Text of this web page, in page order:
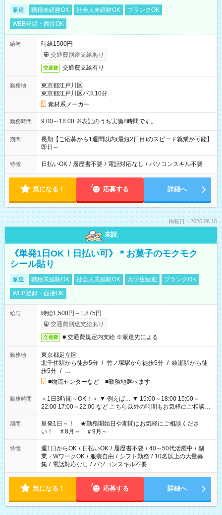
派遣 職種未経験OK 社会人未経験OK
ブランクOK
WEB登録・面接OK
給与
時給1500円
交通費別途支給あり
交通費 交通費支給有り
勤務地
東京都江戸川区
東京都江戸川区バス10分
素材系メーカー
勤務時間 9:00～18:00 ※表記のうち実働8時間です。
期間
長期【ご応募から1週間以内(最短2日目)のスピード就業が可能】
即日～
特徴 日払いOK / 履歴書不要 / 電話対応なし / パソコンスキル不要
気になる！ 応募する 詳細へ
掲載日：2026.08.10
未読
《単発1日OK！日払い可》＊お菓子のモクモク
シール貼り
派遣 職種未経験OK 社会人未経験OK 大学生歓迎
ブランクOK
WEB登録・面接OK
給与
時給1,500円～1,875円
交通費別途支給あり
交通費 ■ 交通費規定内支給 ※派遣先による
勤務地
東京都足立区
北千住駅から徒歩5分 / 竹ノ塚駅から徒歩5分 / 綾瀬駅から徒
歩5分 / …
■物流センターなど ■勤務地選べます
勤務時間
＜1日3時間～OK！＞ ▼ 例えば… ▼ 15:00～18:00 15:00～
22:00 17:00～22:00 など こちら以外の時間もお気軽にご相談く
ださい！
期間
単発1日～！ ★勤務開始日や期間はお気軽にご相談くださ
い！ ＃8月～ ＃9月～
特徴 週1日からOK / 日払いOK / 履歴書不要 / 40～50代活躍中 / 副
業・WワークOK / 服装自由 / シフト勤務 / 10名以上の大量募
集 / 電話対応なし / パソコンスキル不要
気になる！ 応募する 詳細へ